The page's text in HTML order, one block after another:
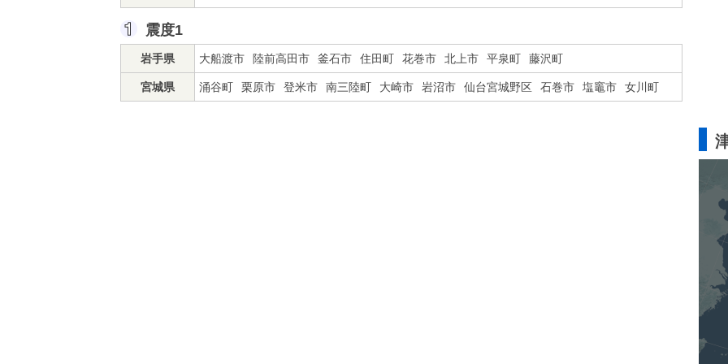
震度1
岩手県 大船渡市 陸前高田市 釜石市 住田町 花巻市 北上市 平泉町 藤沢町
宮城県 涌谷町 栗原市 登米市 南三陸町 大崎市 岩沼市 仙台宮城野区 石巻市 塩竈市 女川町